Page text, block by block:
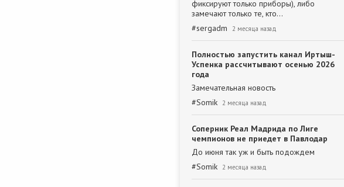
фиксируют только приборы), либо
замечают только те, кто…
#sergadm 2 месяца назад
Полностью запустить канал Иртыш-
Успенка рассчитывают осенью 2026
года
Замечательная новость
#Somik 2 месяца назад
Соперник Реал Мадрида по Лиге
чемпионов не приедет в Павлодар
До июня так уж и быть подождем
#Somik 2 месяца назад